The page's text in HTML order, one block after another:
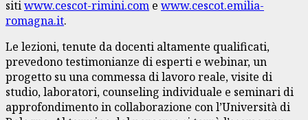
sitiwww.cescot-rimini.com e www.cescot.emilia-
romagna.it.
Le lezioni, tenute da docenti altamente qualificati,
prevedono testimonianze di esperti e webinar, un
progetto su una commessa di lavoro reale, visite di
studio, laboratori, counseling individuale e seminari di
approfondimento in collaborazione con l’Università di